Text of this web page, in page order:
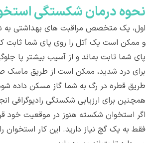
نحوه درمان شکستگی
اول، یک متخصص مراقبت های بهداشتی
و ممکن است یک آتل را روی پای شما ثابت
پای شما ثابت بماند و از آسیب بیشتر پا
برای درد شدید، ممکن است از طریق ماسک
طریق قطره در رگ به شما گاز مسکن داده
همچنین برای ارزیابی شکستگی رادیوگرافی
اگر استخوان شکسته هنوز در موقعیت خود
فقط به یک گچ نیاز دارید. این کار استخوان